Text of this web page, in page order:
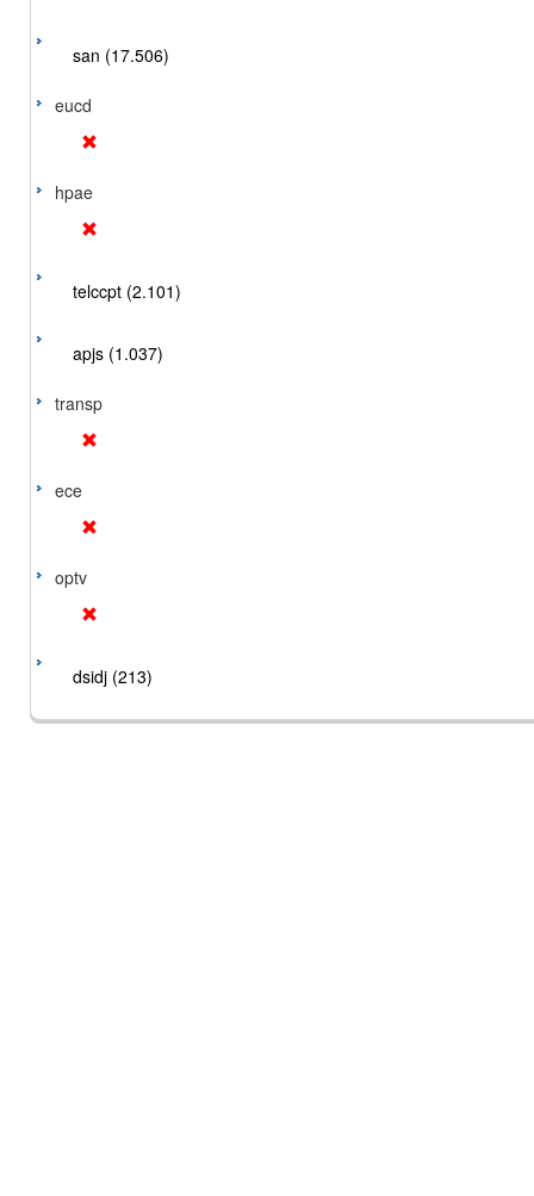
san (17.506)
eucd
hpae
telccpt (2.101)
apjs (1.037)
transp
ece
optv
dsidj (213)